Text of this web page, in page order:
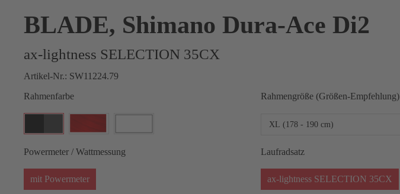
BLADE, Shimano Dura-Ace Di2
ax-lightness SELECTION 35CX
Artikel-Nr.: SW11224.79
Rahmenfarbe
Rahmengröße (Größen-Empfehlung)
Powermeter / Wattmessung
mit Powermeter
Laufradsatz
ax-lightness SELECTION 35CX